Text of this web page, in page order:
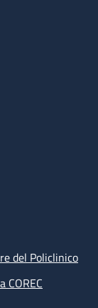
del Policlinico
COREC